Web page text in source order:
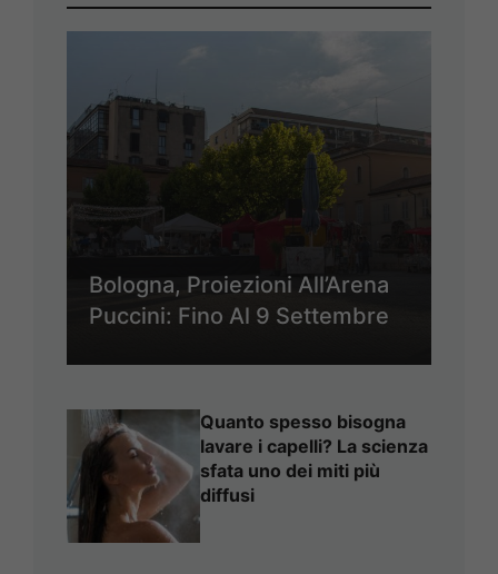
Bologna, Proiezioni All’Arena
Puccini: Fino Al 9 Settembre
Quanto spesso bisogna
lavare i capelli? La scienza
sfata uno dei miti più
diffusi